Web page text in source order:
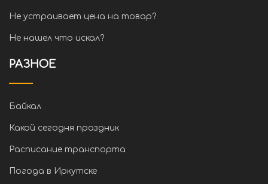
Не устраивает цена на товар?
Не нашел что искал?
РАЗНОЕ
Байкал
Какой сегодня праздник
Расписание транспорта
Погода в Иркутске